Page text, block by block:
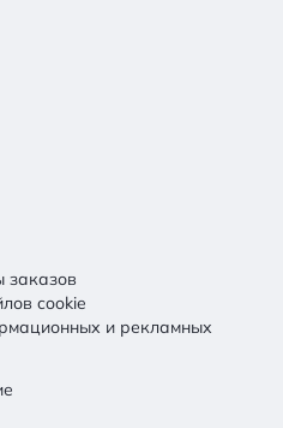
заказов
cookie
и рекламных